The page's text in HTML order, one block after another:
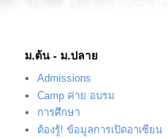
ม.ต้น - ม.ปลาย
Admissions
Camp ค่าย อบรม
การศึกษา
ต้องรู้! ข้อมูลการเปิดอาเซียน